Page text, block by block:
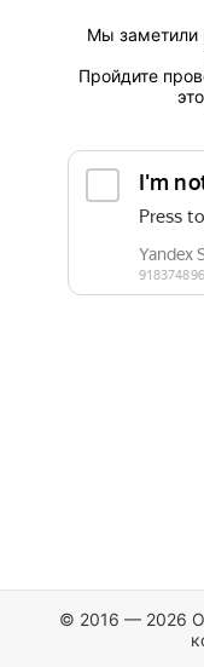
Мы заметили
Пройдите
© 2016 — 2026